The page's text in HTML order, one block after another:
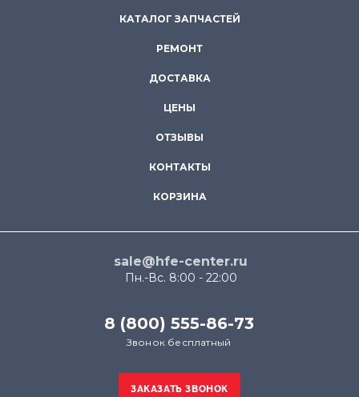
КАТАЛОГ ЗАПЧАСТЕЙ
РЕМОНТ
ДОСТАВКА
ЦЕНЫ
ОТЗЫВЫ
КОНТАКТЫ
КОРЗИНА
sale@hfe-center.ru
Пн.-Вс. 8:00 - 22:00
8 (800) 555-86-73
Звонок бесплатный